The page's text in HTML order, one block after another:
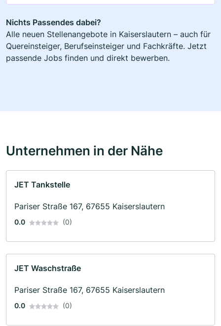
Nichts Passendes dabei?
Alle neuen Stellenangebote in Kaiserslautern – auch für
Quereinsteiger, Berufseinsteiger und Fachkräfte. Jetzt
passende Jobs finden und direkt bewerben.
Unternehmen in der Nähe
JET Tankstelle
Pariser Straße 167, 67655 Kaiserslautern
0.0 (0)
JET Waschstraße
Pariser Straße 167, 67655 Kaiserslautern
0.0 (0)